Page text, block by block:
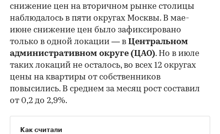
снижение цен на вторичном рынке столицы
наблюдалось в пяти округах Москвы. В мае-
июне снижение цен было зафиксировано
только в одной локации — в Центральном
административном округе (ЦАО). Но в июле
таких локаций не осталось, во всех 12 округах
цены на квартиры от собственников
повысились. В среднем за месяц рост составил
от 0,2 до 2,9%.
Как считали